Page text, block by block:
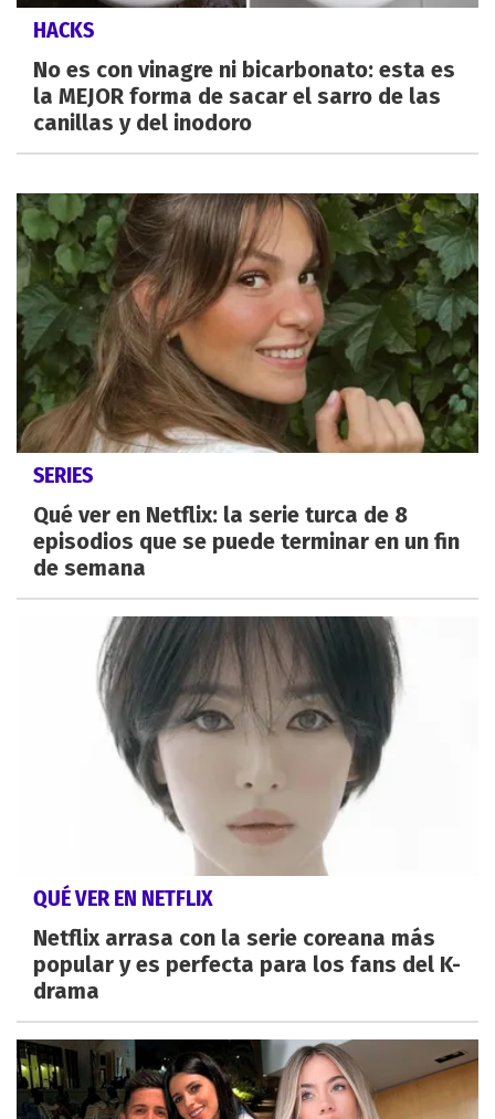
HACKS
No es con vinagre ni bicarbonato: esta es
la MEJOR forma de sacar el sarro de las
canillas y del inodoro
SERIES
Qué ver en Netflix: la serie turca de 8
episodios que se puede terminar en un fin
de semana
QUÉ VER EN NETFLIX
Netflix arrasa con la serie coreana más
popular y es perfecta para los fans del K-
drama